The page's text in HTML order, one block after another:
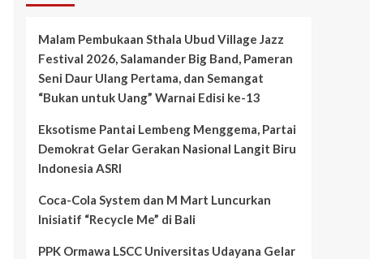
Malam Pembukaan Sthala Ubud Village Jazz
Festival 2026, Salamander Big Band, Pameran
Seni Daur Ulang Pertama, dan Semangat
“Bukan untuk Uang” Warnai Edisi ke-13
Eksotisme Pantai Lembeng Menggema, Partai
Demokrat Gelar Gerakan Nasional Langit Biru
Indonesia ASRI
Coca-Cola System dan M Mart Luncurkan
Inisiatif “Recycle Me” di Bali
PPK Ormawa LSCC Universitas Udayana Gelar